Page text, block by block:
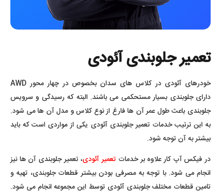
تعمیر جلوبندی آئودی
خودرهای آئودی در کلاس های سدان بخصوص در چهار محور AWD
دارای جلوبندی بسیار مستحکمی می باشند. البته که رسیدگی و سرویس
جلوبندی باعث طول عمر آن ها فارغ از نوع کلاس و مدل آن ها می شود.
به این ترتیب خدمات تعمیر جلوبندی آئودی یکی از مواردی است که باید
بیشتر به آن توجه شود.
در فیکس آپ کار علاوه بر خدمات تعمیر آئودی، تعمیر جلوبندی آن ها نیز
انجام می شود. با توجه به مصرفی بودن بیشتر قطعات جلوبندی، تهیه و
تامین قطعات مختلف جلوبندی آئودی توسط این مجموعه انجام می شود.